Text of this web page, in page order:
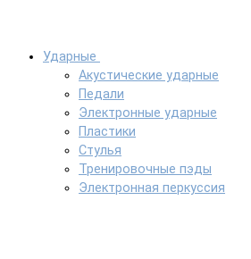
Ударные
Акустические ударные
Педали
Электронные ударные
Пластики
Стулья
Тренировочные пэды
Электронная перкуссия